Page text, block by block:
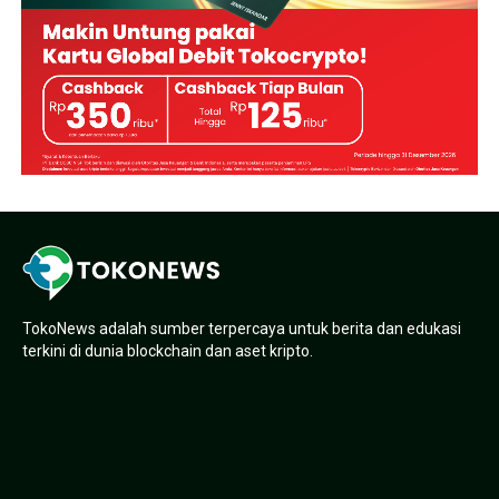
TokoNews adalah sumber terpercaya untuk berita dan edukasi
terkini di dunia blockchain dan aset kripto.